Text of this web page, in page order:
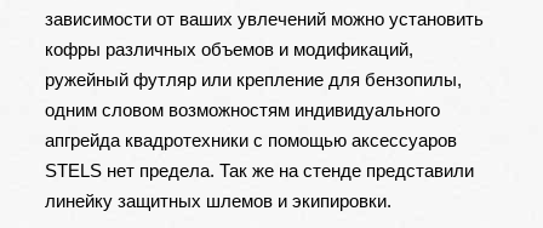
зависимости от ваших увлечений можно установить
кофры различных объемов и модификаций,
ружейный футляр или крепление для бензопилы,
одним словом возможностям индивидуального
апгрейда квадротехники с помощью аксессуаров
STELS нет предела. Так же на стенде представили
линейку защитных шлемов и экипировки.